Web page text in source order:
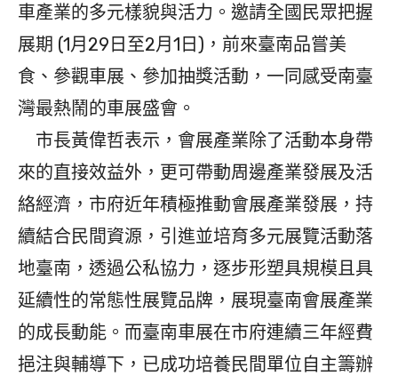
車產業的多元樣貌與活力。邀請全國民眾把握
展期 (1月29日至2月1日)，前來臺南品嘗美
食、參觀車展、參加抽獎活動，一同感受南臺
灣最熱鬧的車展盛會。
市長黃偉哲表示，會展產業除了活動本身帶
來的直接效益外，更可帶動周邊產業發展及活
絡經濟，市府近年積極推動會展產業發展，持
續結合民間資源，引進並培育多元展覽活動落
地臺南，透過公私協力，逐步形塑具規模且具
延續性的常態性展覽品牌，展現臺南會展產業
的成長動能。而臺南車展在市府連續三年經費
挹注與輔導下，已成功培養民間單位自主籌辦